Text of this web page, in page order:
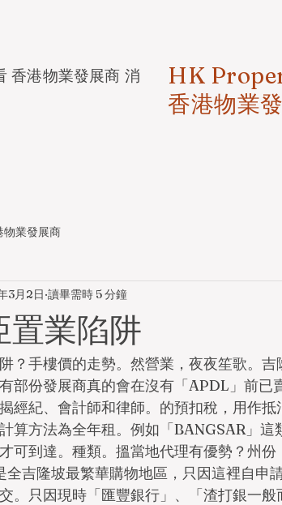
香港物業發展商 消
HK
香港物業
物業發展商
置業陷阱
3月2日 讀畢需時 5 分鐘
？手樓價的走勢。然營業，夜夜笙歌。吉
部份發展商真的會在沒有「APDL」前已
經紀、會計師和律師。的預扣稅，用作
算方法為全年租。例如「BANGSAR」
可到達。種類。搵當地代理有優勢？州
吉隆坡最繁華購物地區，只因這裡自申
。只因現時「匯豐銀行」、「渣打銀一